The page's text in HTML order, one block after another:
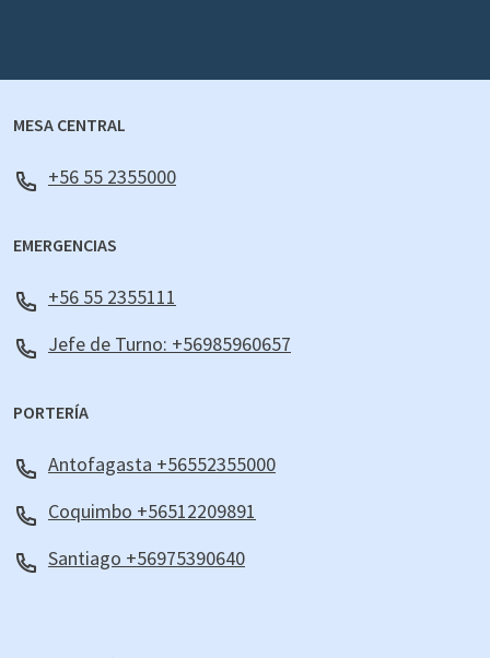
MESA CENTRAL
+56 55 2355000
EMERGENCIAS
+56 55 2355111
Jefe de Turno: +56985960657
PORTERÍA
Antofagasta +56552355000
Coquimbo +56512209891
Santiago +56975390640